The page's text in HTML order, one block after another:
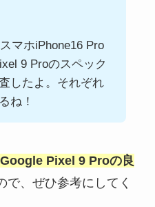
マホiPhone16 Pro
9 Proのスペック
したよ。それぞれ
ね！
Pixel 9 Proの良
で、ぜひ参考にしてく